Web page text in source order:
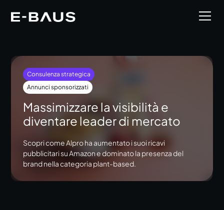
Consulenza strategica
Annunci sponsorizzati
Massimizzare la visibilità e
diventare leader di mercato
Scopri come Alpro ha aumentato i suoi ricavi
pubblicitari su Amazon e dominato la presenza del
brand nella categoria plant-based.